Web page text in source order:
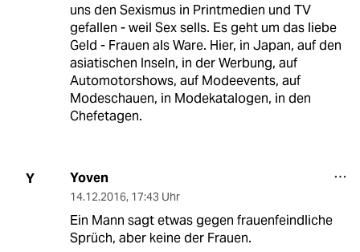
uns den Sexismus in Printmedien und TV
gefallen - weil Sex sells. Es geht um das liebe
Geld - Frauen als Ware. Hier, in Japan, auf den
asiatischen Inseln, in der Werbung, auf
Automotorshows, auf Modeevents, auf
Modeschauen, in Modekatalogen, in den
Chefetagen.
Y Yoven
14.12.2016, 17:43 Uhr
Ein Mann sagt etwas gegen frauenfeindliche
Sprüch, aber keine der Frauen.